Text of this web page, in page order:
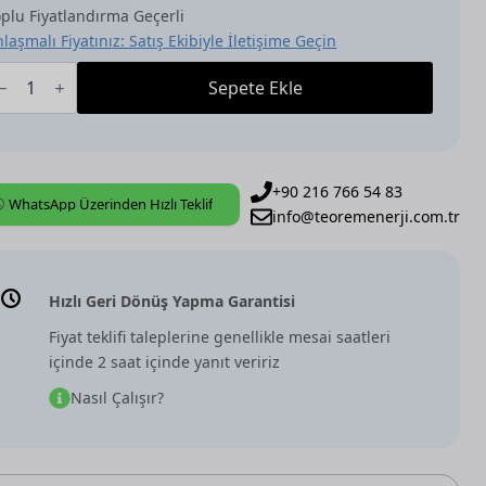
Fiyatlandırma Geçerli
Fiyatınız: Satış Ekibiyle İletişime Geçin
Sepete Ekle
WhatsApp Üzerinden Hızlı Teklif
+90 216 766 54 83
info@teoremenerji.com.tr
Hızlı Geri Dönüş Yapma Garantisi
Fiyat teklifi taleplerine genellikle mesai saatleri
içinde 2 saat içinde yanıt veririz
Nasıl Çalışır?